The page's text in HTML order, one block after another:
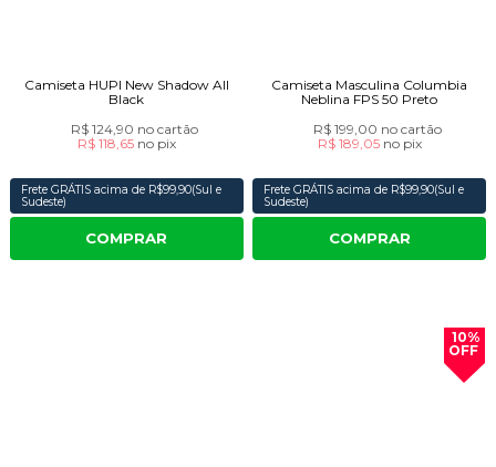
Camiseta HUPI New Shadow All
Black
R$ 124,90 no cartão
R$ 118,65 no pix
Frete GRÁTIS acima de R$99,90(Sul e
Sudeste)
COMPRAR
Camiseta Masculina Columbia
Neblina FPS 50 Preto
R$ 199,00 no cartão
R$ 189,05 no pix
Frete GRÁTIS acima de R$99,90(Sul e
Sudeste)
COMPRAR
10%
OFF